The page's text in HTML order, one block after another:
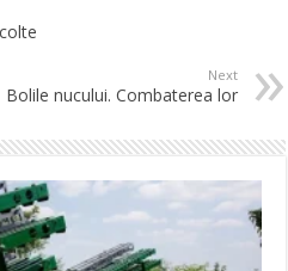
Next
Bolile nucului. Combaterea lor